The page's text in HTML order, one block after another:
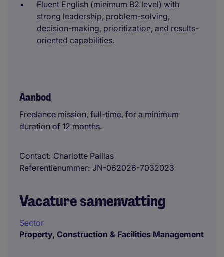
Fluent English (minimum B2 level) with
strong leadership, problem-solving,
decision-making, prioritization, and results-
oriented capabilities.
Aanbod
Freelance mission, full-time, for a minimum
duration of 12 months.
Contact Charlotte Paillas
Referentienummer JN-062026-7032023
Vacature samenvatting
Sector
Property, Construction & Facilities Management